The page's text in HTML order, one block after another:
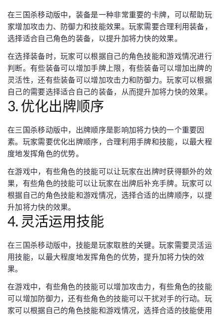
在三国杀移动版中，装备是一种非常重要的卡牌，可以帮助玩
家增加攻击力、防御力和技能效果。玩家需要合理利用装备，
选择适合自己角色的装备，以提升加将力快的效果。
在选择装备时，玩家可以根据自己的角色技能和游戏情况进行
判断。有些装备可以增加手牌上限，有些装备可以增加出牌的
灵活性，还有些装备可以增加攻击力和防御力。玩家可以根据
自己的需要选择适合自己的装备，从而提升加将力快的效果。
3. 优化出牌顺序
在三国杀移动版中，出牌顺序是影响加将力快的一个重要因
素。玩家需要优化出牌顺序，合理利用手牌和技能，以最大程
度地发挥角色的优势。
在游戏中，有些角色的技能可以让玩家在出牌时获得额外的效
果，有些角色的技能可以让玩家在出牌后补充手牌。玩家可以
根据自己的角色技能和游戏情况，选择合适的出牌顺序，以提
升加将力快的效果。
4. 灵活运用技能
在三国杀移动版中，技能是玩家取胜的关键。玩家需要灵活运
用技能，以最大程度地发挥角色的优势，提升加将力快的效
果。
在游戏中，有些角色的技能可以增加攻击力，有些角色的技能
可以增加防御力，还有些角色的技能可以干扰对手的行动。玩
家可以根据自己的角色技能和游戏情况，选择合适的技能使用